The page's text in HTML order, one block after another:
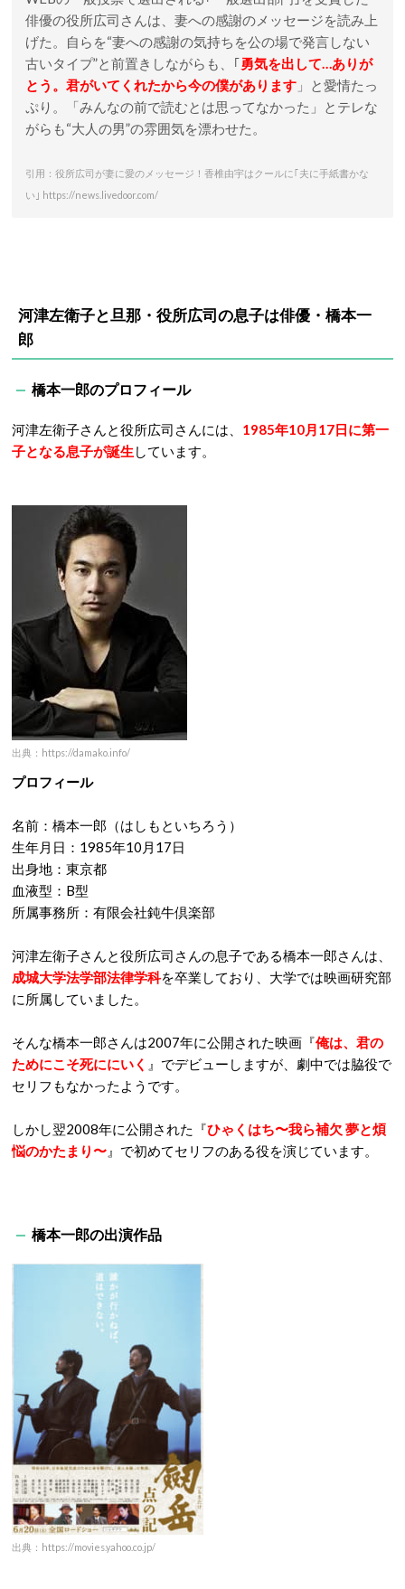
俳優の役所広司さんは、妻への感謝のメッセージを読み上
げた。自らを“妻への感謝の気持ちを公の場で発言しない
古いタイプ”と前置きしながらも、｢勇気を出して…ありが
とう。君がいてくれたから今の僕があります 」と愛情たっ
ぷり。「みんなの前で読むとは思ってなかった」とテレな
がらも“大人の男”の雰囲気を漂わせた。
引用：役所広司が妻に愛のメッセージ！香椎由宇はクールに｢夫に手紙書かな
い｣ https://news.livedoor.com/
河津左衛子と旦那・役所広司の息子は俳優・橋本一
郎
橋本一郎のプロフィール
河津左衛子さんと役所広司さんには、 1985年10月17日に第一
子となる息子が誕生 しています。
出典：https://damako.info/
プロフィール
名前：橋本一郎（はしもといちろう）
生年月日：1985年10月17日
出身地：東京都
血液型：B型
所属事務所：有限会社鈍牛倶楽部
河津左衛子さんと役所広司さんの息子である橋本一郎さんは、
成城大学法学部法律学科を卒業しており、大学では映画研究部
に所属していました。
そんな橋本一郎さんは2007年に公開された映画『俺は、君の
ためにこそ死ににいく 』でデビューしますが、劇中では脇役で
セリフもなかったようです。
しかし翌2008年に公開された『ひゃくはち〜我ら補欠 夢と煩
悩のかたまり〜 』で初めてセリフのある役を演じています。
橋本一郎の出演作品
出典：https://movies.yahoo.co.jp/